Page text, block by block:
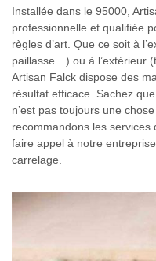
Installée dans le 95000,
professionnelle et qualifiée
règles d’art. Que ce soit à
paillasse…) ou à l’extérieur
Artisan Falck dispose des
résultat efficace. Sachez
n’est pas toujours une
recommandons les services
faire appel à notre
carrelage.